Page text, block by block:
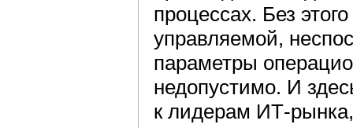
процессах. Без
управляемой,
параметры
недопустимо. И
к лидерам ИТ-